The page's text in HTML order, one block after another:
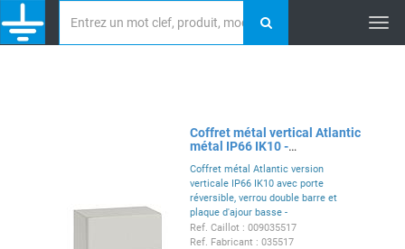
Coffret métal vertical Atlantic
métal IP66 IK10 -
Coffret métal Atlantic version
verticale IP66 IK10 avec porte
réversible, verrou double barre et
plaque d'ajour basse -
1000x600x250mm - excellente
tenue à la corrosion et aux
Ref. Caillot : 009035517
Ref. Fabricant : 035517